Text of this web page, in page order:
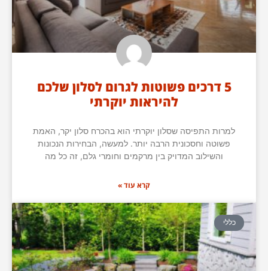
5 דרכים פשוטות לגרום לסלון שלכם
להיראות יוקרתי
למרות התפיסה שסלון יוקרתי הוא בהכרח סלון יקר, האמת
פשוטה וחסכונית הרבה יותר. למעשה, הבחירות הנכונות
והשילוב המדויק בין מרקמים וחומרי גלם, זה כל מה
קרא עוד »
כללי